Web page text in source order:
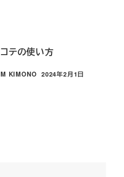
コテの使い方
M KIMONO
投稿日
2024年2月1日